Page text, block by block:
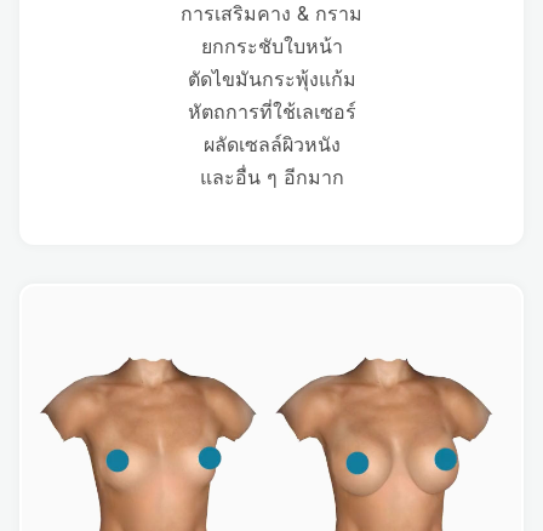
การเสริมคาง & กราม
ยกกระชับใบหน้า
ตัดไขมันกระพุ้งแก้ม
หัตถการที่ใช้เลเซอร์
ผลัดเซลล์ผิวหนัง
และอื่น ๆ อีกมาก